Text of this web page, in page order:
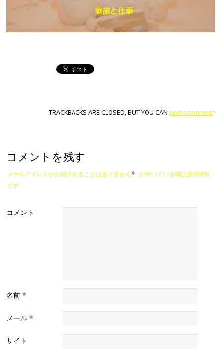
TRACKBACKS ARE CLOSED, BUT YOU CAN post a comment.
コメントを残す
メールアドレスが公開されることはありません。
* が付いている欄は必須項目
です
コメント
名前*
メール*
サイト